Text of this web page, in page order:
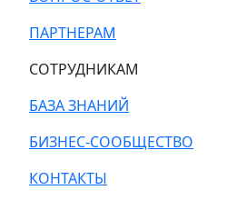
ПАРТНЕРАМ
СОТРУДНИКАМ
БАЗА ЗНАНИЙ
БИЗНЕС-СООБЩЕСТВО
КОНТАКТЫ